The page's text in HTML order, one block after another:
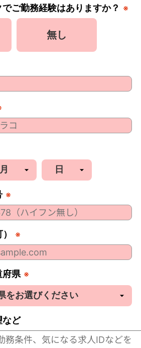
でご勤務経験はありますか？ ※
無し
※
※
府県 ※
など